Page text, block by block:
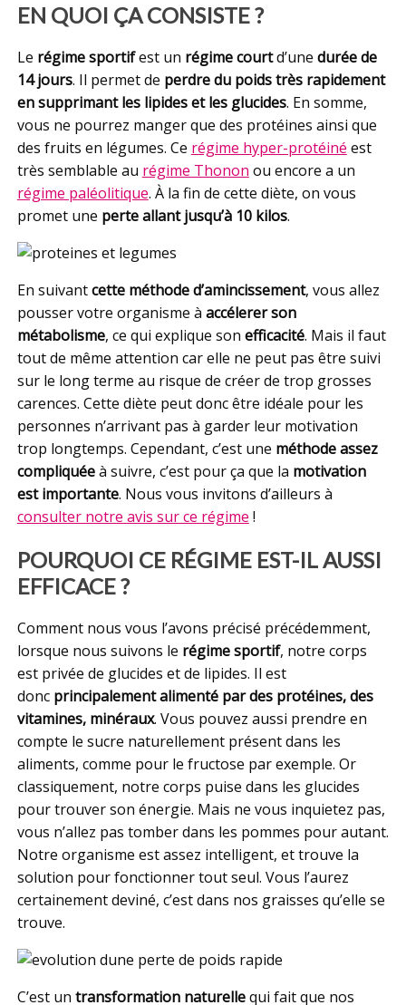
EN QUOI ÇA CONSISTE ?
Le régime sportifest un régime courtd’une durée de
14 jours. Il permet de perdre du poids très rapidement
en supprimant les lipides et les glucides. En somme,
vous ne pourrez manger que des protéines ainsi que
des fruits en légumes. Ce régime hyper-protéiné est
très semblable au régime Thonon ou encore a un
régime paléolitique. À la fin de cette diète, on vous
promet une perte allant jusqu’à 10 kilos.
En suivantcette méthode d’amincissement, vous allez
pousser votre organisme à accélerer son
métabolisme, ce qui explique son efficacité. Mais il faut
tout de même attention car elle ne peut pas être suivi
sur le long terme au risque de créer de trop grosses
carences. Cette diète peut donc être idéale pour les
personnes n’arrivant pas à garder leur motivation
trop longtemps. Cependant, c’est une méthode assez
compliquéeà suivre, c’est pour ça que la motivation
est importante. Nous vous invitons d’ailleurs à
consulter notre avis sur ce régime !
POURQUOI CE RÉGIME EST-IL AUSSI
EFFICACE ?
Comment nous vous l’avons précisé précédemment,
lorsque nous suivons le régime sportif, notre corps
est privée de glucides et de lipides. Il est
doncprincipalement alimenté par des protéines, des
vitamines, minéraux. Vous pouvez aussi prendre en
compte le sucre naturellement présent dans les
aliments, comme pour le fructose par exemple. Or
classiquement, notre corps puise dans les glucides
pour trouver son énergie. Mais ne vous inquietez pas,
vous n’allez pas tomber dans les pommes pour autant.
Notre organisme est assez intelligent, et trouve la
solution pour fonctionner tout seul. Vous l’aurez
certainement deviné, c’est dans nos graisses qu’elle se
trouve.
C’est un transformation naturellequi fait que nos